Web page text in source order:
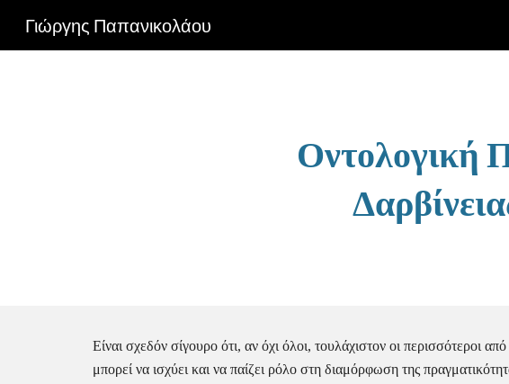
Skip to main
Γιώργης Παπανικολάου
Οντολογική
Είναι σχεδόν σίγουρο ότι, αν όχι όλοι, τουλάχιστον οι περισσότεροι
μπορεί να ισχύει και να παίζει ρόλο στη διαμόρφωση της